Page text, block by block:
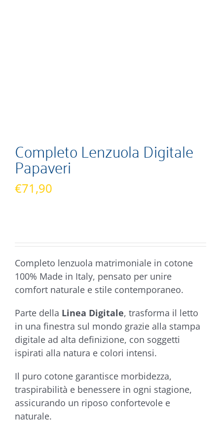
Completo Lenzuola Digitale
Papaveri
€71,90
Completo lenzuola matrimoniale in cotone
100% Made in Italy, pensato per unire
comfort naturale e stile contemporaneo.
Parte della Linea Digitale, trasforma il letto
in una finestra sul mondo grazie alla stampa
digitale ad alta definizione, con soggetti
ispirati alla natura e colori intensi.
Il puro cotone garantisce morbidezza,
traspirabilità e benessere in ogni stagione,
assicurando un riposo confortevole e
naturale.